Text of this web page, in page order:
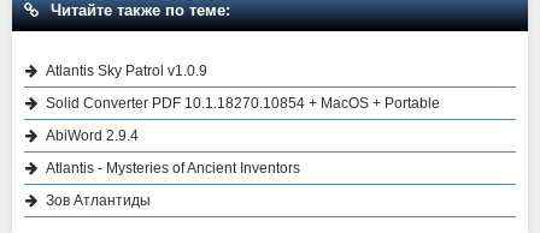
Читайте также по теме:
Atlantis Sky Patrol v1.0.9
Solid Converter PDF 10.1.18270.10854 + MacOS + Portable
AbiWord 2.9.4
Atlantis - Mysteries of Ancient Inventors
Зов Атлантиды